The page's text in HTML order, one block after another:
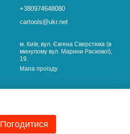
+380974648080
cartools@ukr.net
м. Київ, вул. Євгена Сверстюка (в
минулому вул. Марини Раскової),
19.
Мапа проїзду
Погодитися